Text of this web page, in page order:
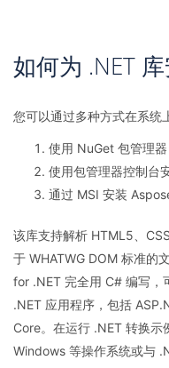
如何为 .NET
您可以通过多种方式在系统
使用 NuGet 包管理
使用包管理器控制台
通过 MSI 安装
该库支持解析 HTML5、
于 WHATWG DOM 标准的
for .NET 完全用 C# 编写，
.NET 应用程序，包括
Core。在运行 .NET 转换
Windows 等操作系统或与